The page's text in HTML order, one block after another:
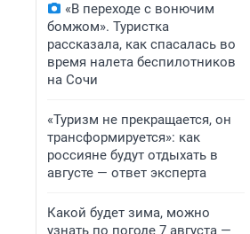
«В переходе с вонючим
бомжом». Туристка
рассказала, как спасалась во
время налета беспилотников
на Сочи
«Туризм не прекращается, он
трансформируется»: как
россияне будут отдыхать в
августе — ответ эксперта
Какой будет зима, можно
узнать по погоде 7 августа —